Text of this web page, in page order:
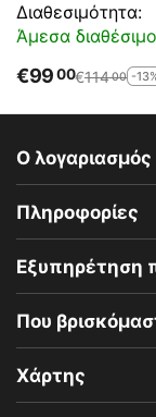
Διαθεσιμότητα:
Άμεσα διαθέσιμο
€9900€11400 -
Ο λογαριασμός
Πληροφορίες
Εξυπηρέτηση
Που
Χάρτης